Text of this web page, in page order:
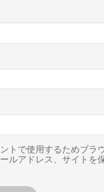
トで使用するためブラ
ルアドレス、サイトを